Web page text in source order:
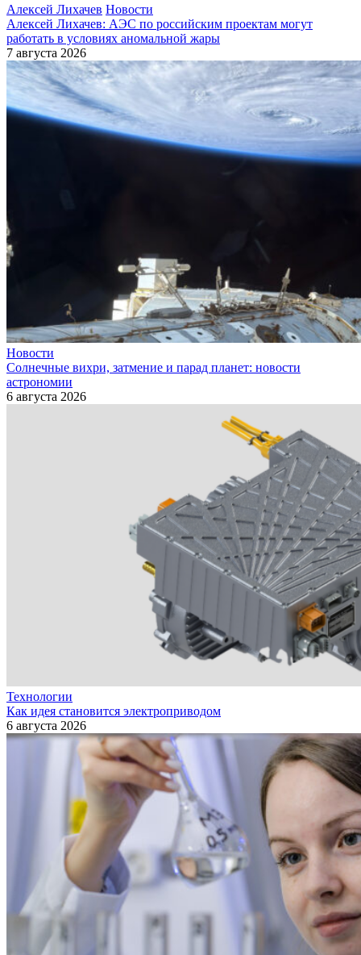
Алексей Лихачев Новости
Алексей Лихачев: АЭС по российским проектам могут
работать в условиях аномальной жары
7 августа 2026
Новости
Солнечные вихри, затмение и парад планет: новости
астрономии
6 августа 2026
Технологии
Как идея становится электроприводом
6 августа 2026